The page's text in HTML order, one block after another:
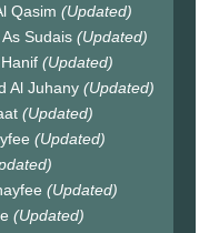
Qasim (Updated)
Sudais (Updated)
(Updated)
Al Juhany (Updated)
(Updated)
(Updated)
(Updated)
(Updated)